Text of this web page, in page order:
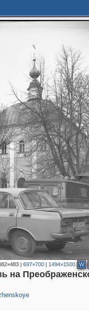
|697×700 | 1494×1500 W
на